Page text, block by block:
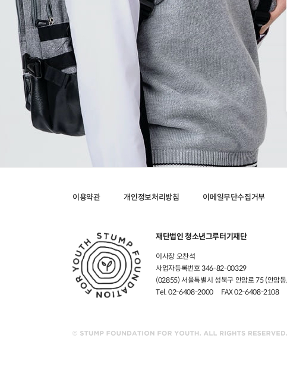
이용약관 개인정보처리방침 이메일무단수집거부
재단법인 청소년그루터기재단
이사장 오찬석
사업자등록번호 346-82-00329
(02855) 서울특별시 성북구 안암로 75 (안암
Tel. 02-6408-2000
FAX 02-6408-2108